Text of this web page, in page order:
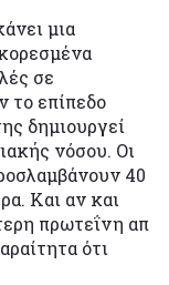
μια
σε
το επίπεδο
δημιουργεί
νόσου. Οι
40
Και αν και
πρωτεΐνη απ
ότι